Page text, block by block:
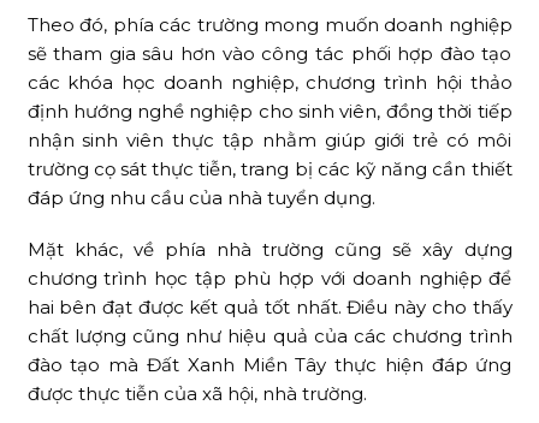
Theo đó, phía các trường mong muốn doanh nghiệp
sẽ tham gia sâu hơn vào công tác phối hợp đào tạo
các khóa học doanh nghiệp, chương trình hội thảo
định hướng nghề nghiệp cho sinh viên, đồng thời tiếp
nhận sinh viên thực tập nhằm giúp giới trẻ có môi
trường cọ sát thực tiễn, trang bị các kỹ năng cần thiết
đáp ứng nhu cầu của nhà tuyển dụng.
Mặt khác, về phía nhà trường cũng sẽ xây dựng
chương trình học tập phù hợp với doanh nghiệp để
hai bên đạt được kết quả tốt nhất. Điều này cho thấy
chất lượng cũng như hiệu quả của các chương trình
đào tạo mà Đất Xanh Miền Tây thực hiện đáp ứng
được thực tiễn của xã hội, nhà trường.